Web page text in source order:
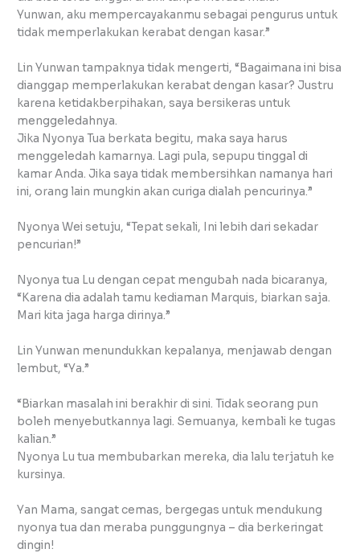
Yunwan, aku mempercayakanmu sebagai pengurus untuk
tidak memperlakukan kerabat dengan kasar.”
Lin Yunwan tampaknya tidak mengerti, “Bagaimana ini bisa
dianggap memperlakukan kerabat dengan kasar? Justru
karena ketidakberpihakan, saya bersikeras untuk
menggeledahnya.
Jika Nyonya Tua berkata begitu, maka saya harus
menggeledah kamarnya. Lagi pula, sepupu tinggal di
kamar Anda. Jika saya tidak membersihkan namanya hari
ini, orang lain mungkin akan curiga dialah pencurinya.”
Nyonya Wei setuju, “Tepat sekali, Ini lebih dari sekadar
pencurian!”
Nyonya tua Lu dengan cepat mengubah nada bicaranya,
“Karena dia adalah tamu kediaman Marquis, biarkan saja.
Mari kita jaga harga dirinya.”
Lin Yunwan menundukkan kepalanya, menjawab dengan
lembut, “Ya.”
“Biarkan masalah ini berakhir di sini. Tidak seorang pun
boleh menyebutkannya lagi. Semuanya, kembali ke tugas
kalian.”
Nyonya Lu tua membubarkan mereka, dia lalu terjatuh ke
kursinya.
Yan Mama, sangat cemas, bergegas untuk mendukung
nyonya tua dan meraba punggungnya – dia berkeringat
dingin!